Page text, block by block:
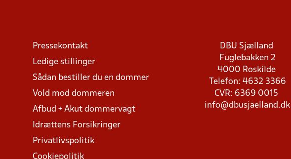
Pressekontakt
Ledige stillinger
Sådan bestiller du en dommer
Vold mod dommeren
Afbud + Akut dommervagt
Idrættens Forsikringer
Privatlivspolitik
Cookiepolitik
DBU Sjælland
Fuglebakken 2
4000 Roskilde
Telefon: 4632 3366
CVR: 6369 0015
info@dbusjaelland.dk